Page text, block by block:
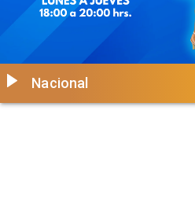
Nacional